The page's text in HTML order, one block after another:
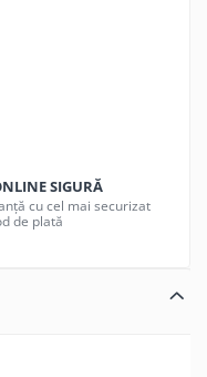
SIGURĂ
cu cel mai securizat
de plată